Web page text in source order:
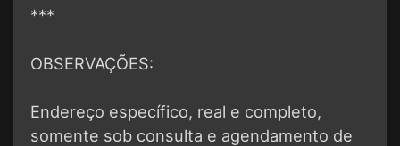
***
OBSERVAÇÕES:
Endereço específico, real e completo,
somente sob consulta e agendamento de